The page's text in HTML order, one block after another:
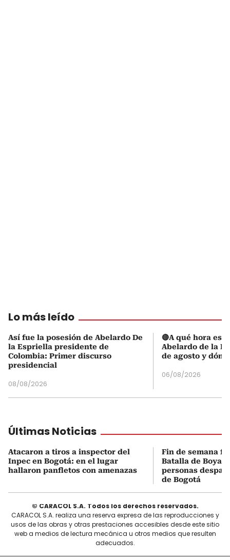
Lo más leído
Así fue la posesión de Abelardo De
la Espriella presidente de
Colombia: Primer discurso
presidencial
08/08/2026
🔴A qué hora es
Abelardo de la
de agosto y
06/08/2026
Últimas Noticias
Atacaron a tiros a inspector del
Inpec en Bogotá: en el lugar
hallaron panfletos con amenazas
Fin de semana
Batalla de
personas
de Bogotá
© CARACOL S.A. Todos los derechos reservados.
CARACOL S.A. realiza una reserva expresa de las reproducciones y
usos de las obras y otras prestaciones accesibles desde este sitio
web a medios de lectura mecánica u otros medios que resulten
adecuados.